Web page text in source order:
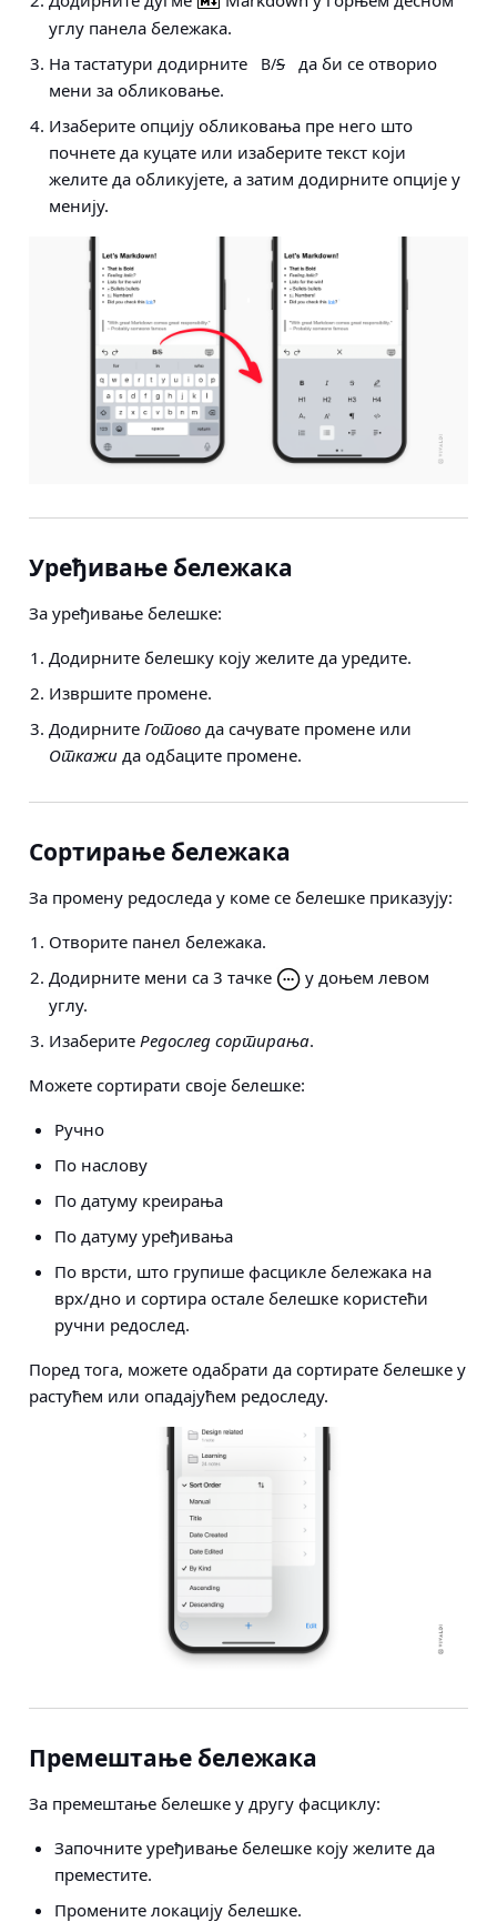
углу панела бележака.
На тастатури додирните
B/S
да би се отворио
мени за обликовање.
Изаберите опцију обликовања пре него што
почнете да куцате или изаберите текст који
желите да обликујете, а затим додирните опције у
менију.
Уређивање бележака
За уређивање белешке:
Додирните белешку коју желите да уредите.
Извршите промене.
Додирните Готово да сачувате промене или
Откажи да одбаците промене.
Сортирање бележака
За промену редоследа у коме се белешке приказују:
Отворите панел бележака.
Додирните мени са 3 тачке
у доњем левом
углу.
Изаберите Редослед сортирања.
Можете сортирати своје белешке:
Ручно
По наслову
По датуму креирања
По датуму уређивања
По врсти, што групише фасцикле бележака на
врх/дно и сортира остале белешке користећи
ручни редослед.
Поред тога, можете одабрати да сортирате белешке у
растућем или опадајућем редоследу.
Премештање бележака
За премештање белешке у другу фасциклу:
Започните уређивање белешке коју желите да
преместите.
Промените локацију белешке.